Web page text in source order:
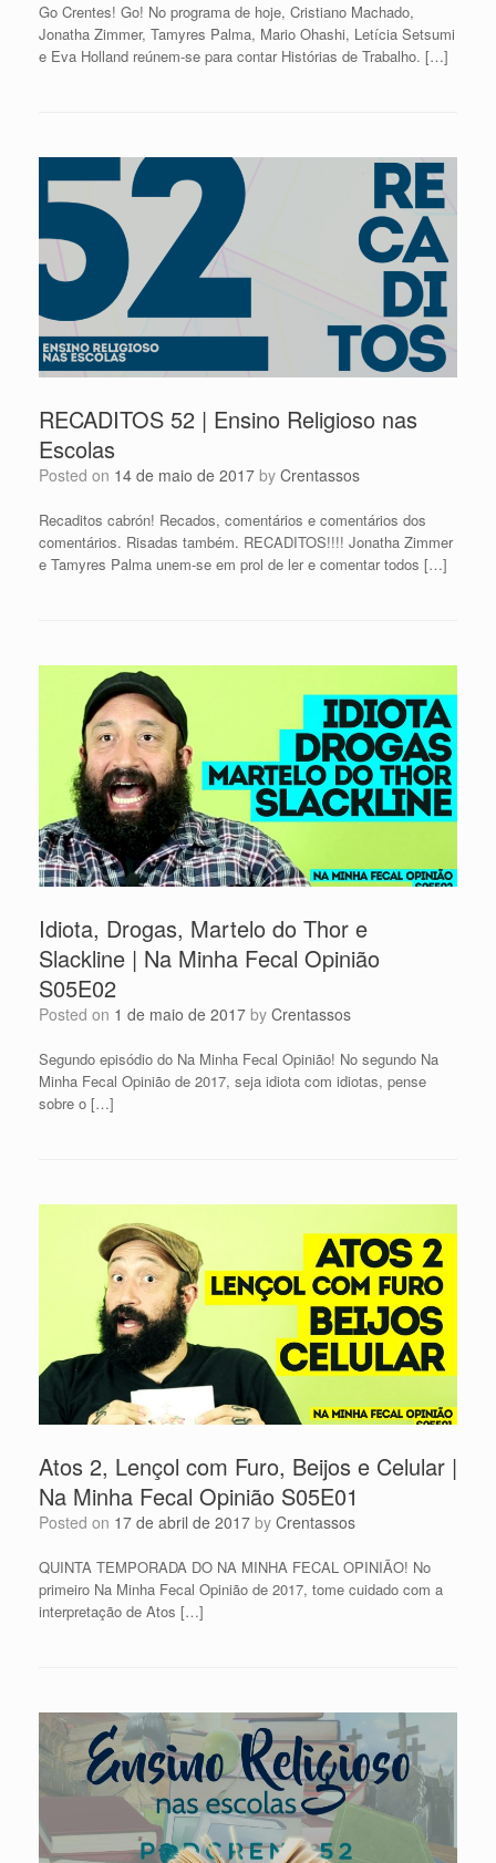
Go Crentes! Go! No programa de hoje, Cristiano Machado,
Jonatha Zimmer, Tamyres Palma, Mario Ohashi, Letícia Setsumi
e Eva Holland reúnem-se para contar Histórias de Trabalho. […]
RECADITOS 52 | Ensino Religioso nas
Escolas
Posted on 14 de maio de 2017 by Crentassos
Recaditos cabrón! Recados, comentários e comentários dos
comentários. Risadas também. RECADITOS!!!! Jonatha Zimmer
e Tamyres Palma unem-se em prol de ler e comentar todos […]
Idiota, Drogas, Martelo do Thor e
Slackline | Na Minha Fecal Opinião
S05E02
Posted on 1 de maio de 2017 by Crentassos
Segundo episódio do Na Minha Fecal Opinião! No segundo Na
Minha Fecal Opinião de 2017, seja idiota com idiotas, pense
sobre o […]
Atos 2, Lençol com Furo, Beijos e Celular |
Na Minha Fecal Opinião S05E01
Posted on 17 de abril de 2017 by Crentassos
QUINTA TEMPORADA DO NA MINHA FECAL OPINIÃO! No
primeiro Na Minha Fecal Opinião de 2017, tome cuidado com a
interpretação de Atos […]